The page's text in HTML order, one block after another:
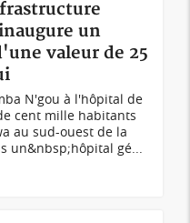
un
valeur de 25
N'gou à l'hôpital de
cent mille habitants
au sud-ouest de la
un&nbsp;hôpital gé...